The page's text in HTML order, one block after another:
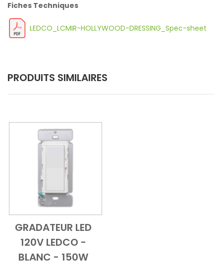
Fiches Techniques
LEDCO_LCMIR-HOLLYWOOD-DRESSING_Spec-sheet
PRODUITS SIMILAIRES
Add to CartVue d'ensemble
GRADATEUR LED
120V LEDCO -
BLANC - 150W